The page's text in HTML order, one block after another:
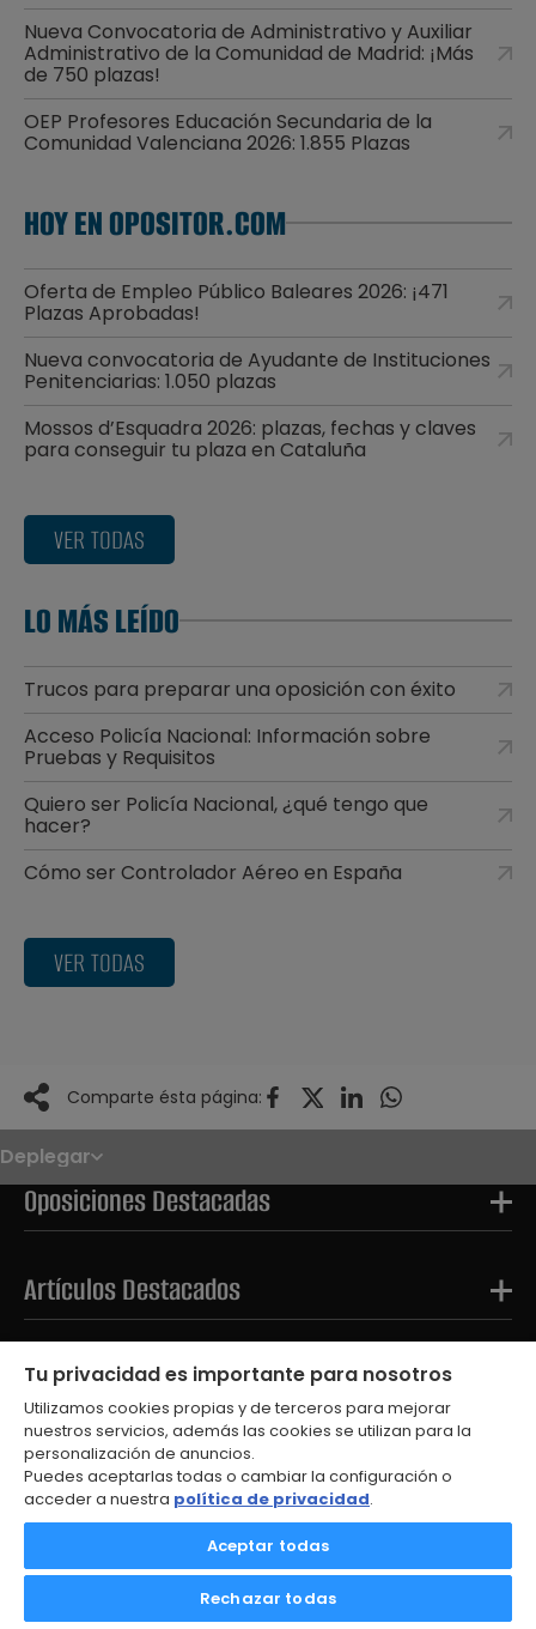
Nueva Convocatoria de Administrativo y Auxiliar
Administrativo de la Comunidad de Madrid: ¡Más
de 750 plazas!
OEP Profesores Educación Secundaria de la
Comunidad Valenciana 2026: 1.855 Plazas
HOY EN OPOSITOR.COM
Oferta de Empleo Público Baleares 2026: ¡471
Plazas Aprobadas!
Nueva convocatoria de Ayudante de Instituciones
Penitenciarias: 1.050 plazas
Mossos d’Esquadra 2026: plazas, fechas y claves
para conseguir tu plaza en Cataluña
VER TODAS
LO MÁS LEÍDO
Trucos para preparar una oposición con éxito
Acceso Policía Nacional: Información sobre
Pruebas y Requisitos
Quiero ser Policía Nacional, ¿qué tengo que
hacer?
Cómo ser Controlador Aéreo en España
VER TODAS
Comparte ésta página:
Deplegar
Noticias
Oposiciones
Convocatorias
Paso paso
OPE 2026
Oposiciones Destacadas
Artículos Destacados
Tests Destacados
© 2026
Aviso Legal
Política de Privacidad
Política de Cookies
Tu privacidad es importante para nosotros
Utilizamos cookies propias y de terceros para mejorar
nuestros servicios, además las cookies se utilizan para la
personalización de anuncios.
Puedes aceptarlas todas o cambiar la configuración o
acceder a nuestra política de privacidad.
Aceptar todas
Rechazar todas